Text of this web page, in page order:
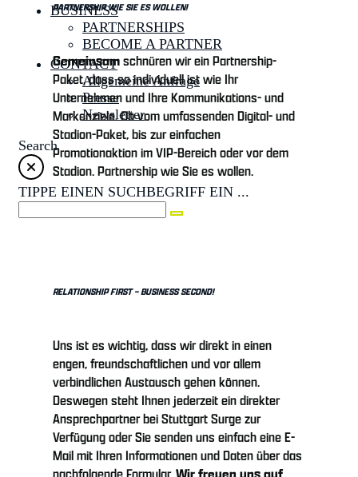
BUSINESS
PARTNERSHIPS
BECOME A PARTNER
CONTACT
Allgemeine Anfrage
Presse
Newsletter
Search
TIPPE EINEN SUCHBEGRIFF EIN ...
PARTNERSHIP WIE SIE ES WOLLEN!
Gemeinsamschnüren wir ein Partnership-
Paket, dass so individuell ist wie Ihr
Unternehmen und Ihre Kommunikations- und
Markenziele. Ob vom umfassenden Digital- und
Stadion-Paket, bis zur einfachen
Promotionaktion im VIP-Bereich oder vor dem
Stadion. Partnership wie Sie es wollen.
RELATIONSHIP FIRST – BUSINESS SECOND!
Uns ist es wichtig, dass wir direkt in einen
engen, freundschaftlichen und vor allem
verbindlichen Austausch gehen können.
Deswegen steht Ihnen jederzeit ein direkter
Ansprechpartner bei Stuttgart Surge zur
Verfügung oder Sie senden uns einfach eine E-
Mail mit Ihren Informationen und Daten über das